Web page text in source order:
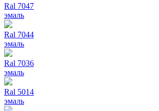
Ral 7047
эмаль
Ral 7044
эмаль
Ral 7036
эмаль
Ral 5014
эмаль